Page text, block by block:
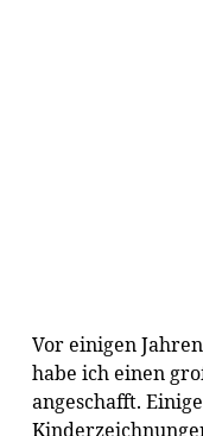
Vor einigen
habe ich einen
angeschafft.